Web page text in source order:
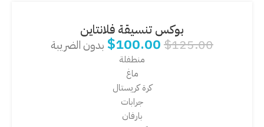
بوكس تنسيقة فلانتاين
$125.00
$100.00 بدون الضريبة
منطفلة
ماغ
كرة كريستال
جرابات
بارفان